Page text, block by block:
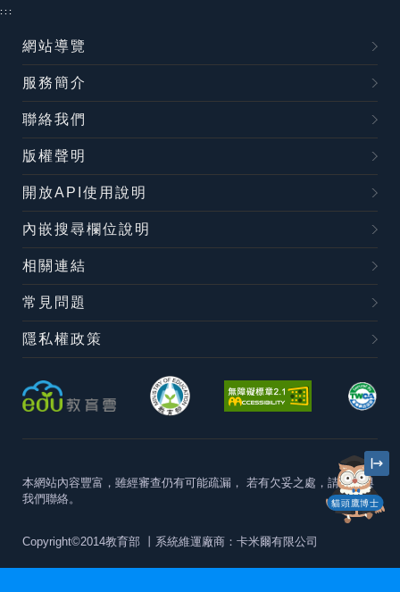
貓頭鷹博士
:::
網站導覽
服務簡介
聯絡我們
版權聲明
開放API使用說明
內嵌搜尋欄位說明
相關連結
常見問題
隱私權政策
本網站內容豐富，雖經審查仍有可能疏漏， 若有欠妥之處，請隨時與
我們聯絡。
Copyright©2014教育部 丨系統維運廠商：卡米爾有限公司